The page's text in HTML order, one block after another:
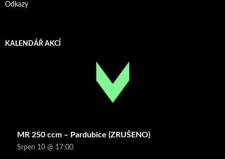
Odkazy
KALENDÁŘ AKCÍ
MR 250 ccm – Pardubice (ZRUŠENO)
Srpen 10 @ 17:00